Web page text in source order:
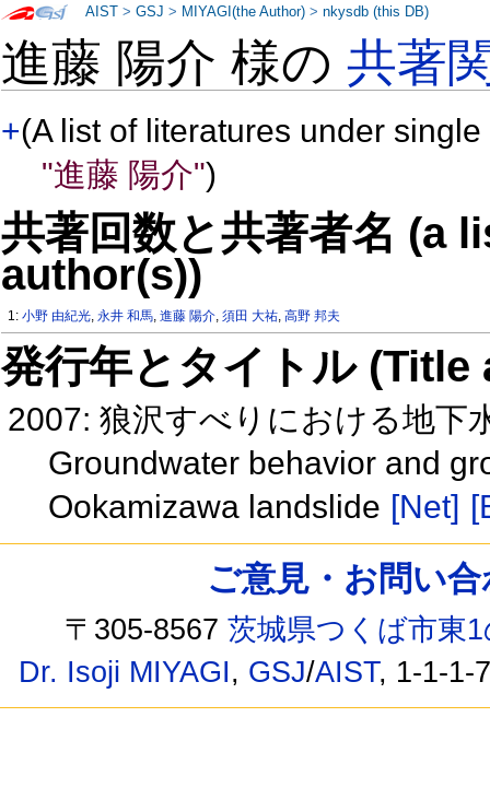
進藤 陽介 様の共著
+(A list of literatures under
"進藤 陽介")
共著回数と共著者名 (a
author(s))
1:小野 由紀光,永井 和馬,進藤 陽介,須田 大祐,高野 邦夫
発行年とタイトル
2007: 狼沢すべりにおける地下
Groundwater behavior and
Ookamizawa landslide [Net]
AIST >GSJ > MIYAGI(the Author) >nkysdb (this DB)
ご意見・お問い
〒305-8567茨城県つくば市東
Dr. Isoji MIYAGI, GSJ/AIST, 1-1-1-